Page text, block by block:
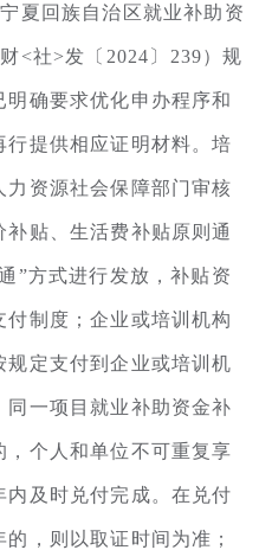
夏回族自治区就业补助资
<社>发〔2024〕239）规
确要求优化申办程序和
提供相应证明材料。培
资源社会保障部门审核
贴、生活费补贴原则通
”方式进行发放，补贴资
制度；企业或培训机构
定支付到企业或培训机
一项目就业补助资金补
个人和单位不可重复享
及时兑付完成。在兑付
，则以取证时间为准；